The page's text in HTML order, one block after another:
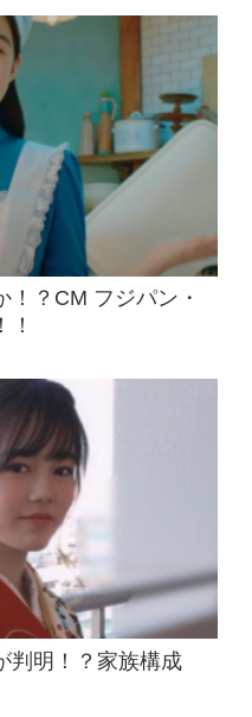
？CM フジパン・
判明！？家族構成